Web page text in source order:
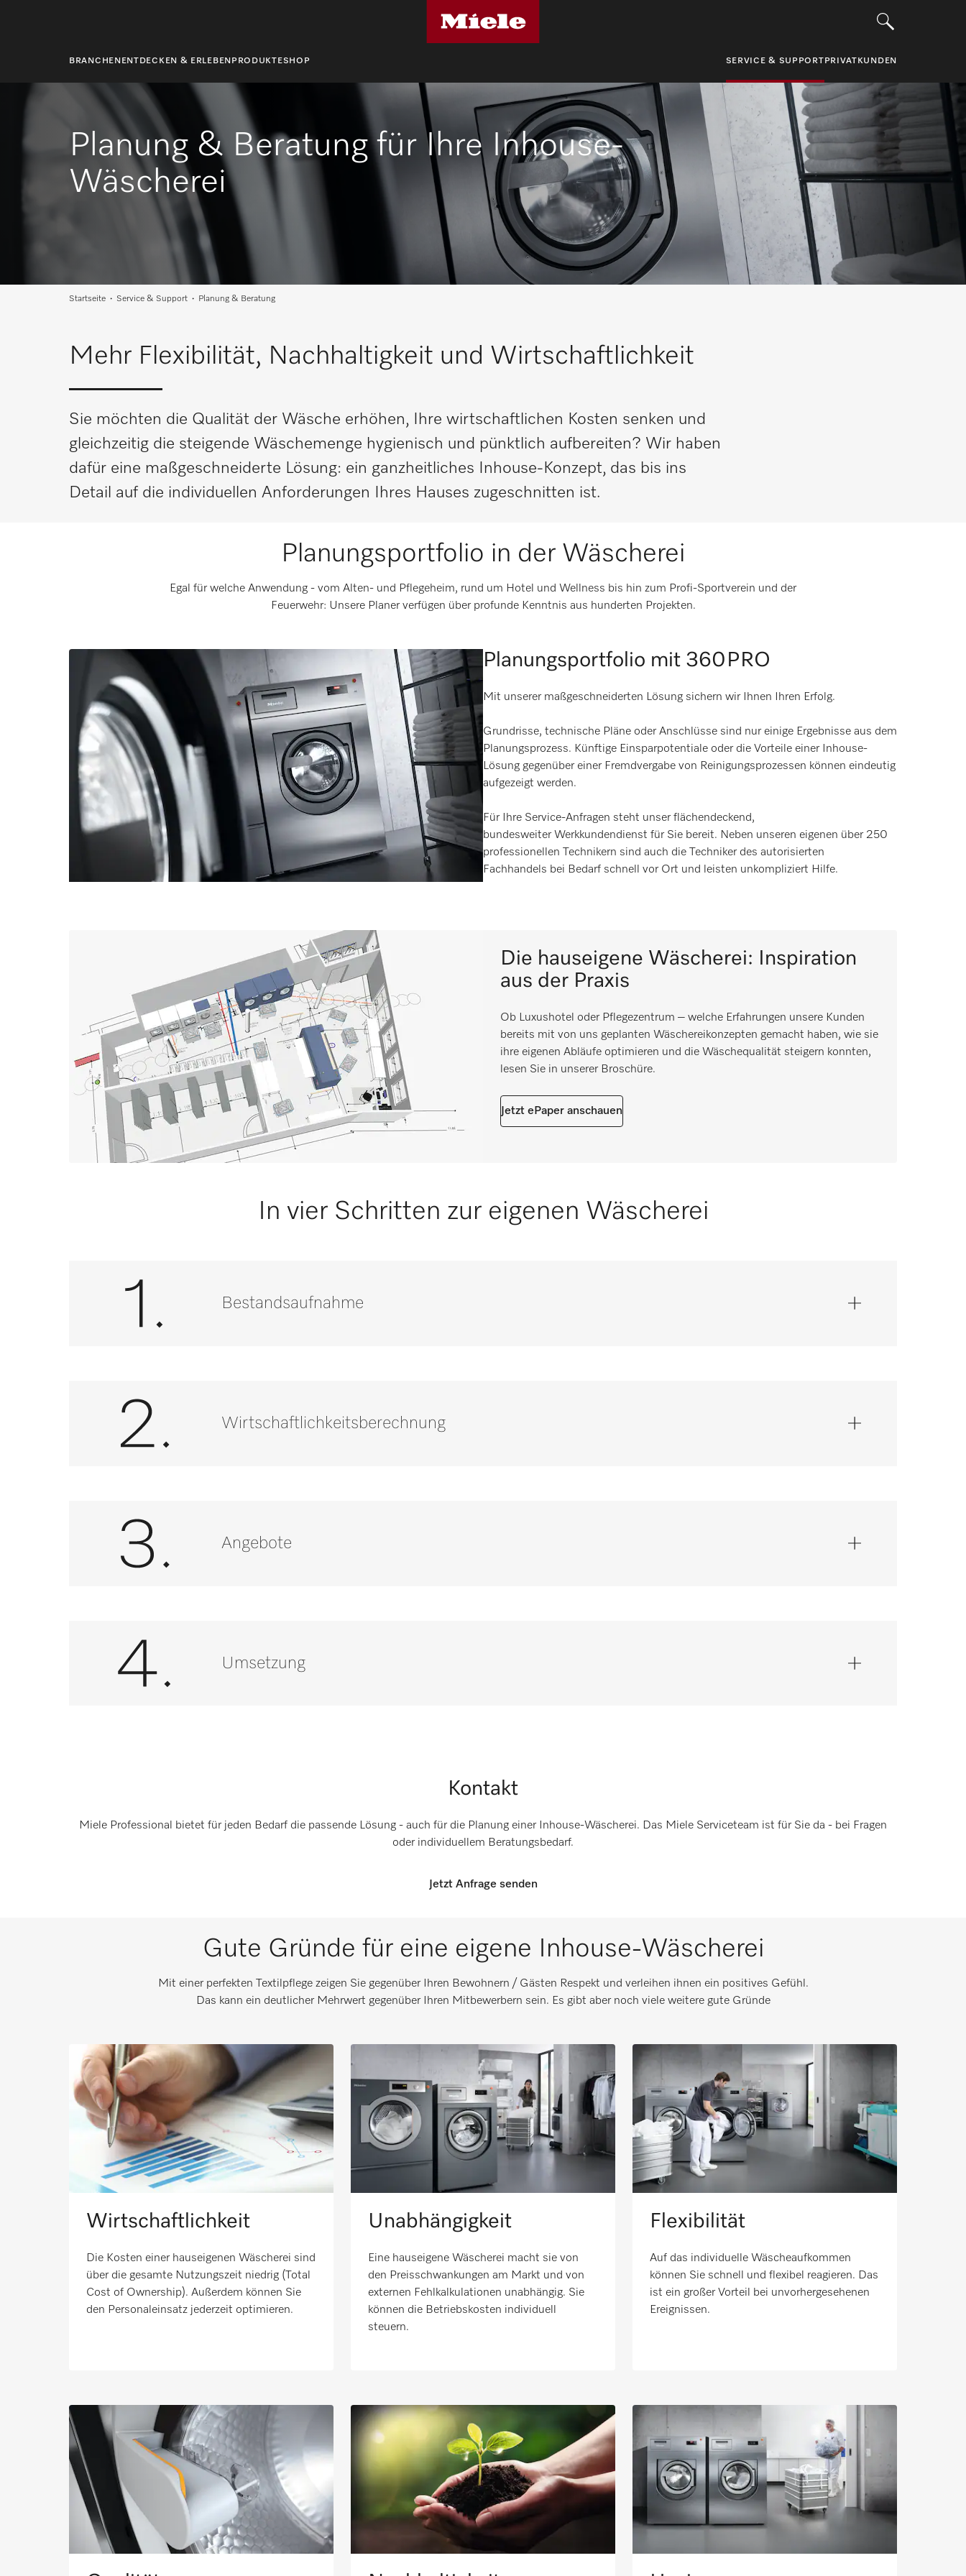
BRANCHEN ENTDECKEN & ERLEBEN PRODUKTESHOP SERVICE & SUPPORT PRIVATKUNDEN
Planung & Beratung für Ihre Inhouse-
Wäscherei
Startseite Service & Support Planung & Beratung
Mehr Flexibilität, Nachhaltigkeit und Wirtschaftlichkeit
Sie möchten die Qualität der Wäsche erhöhen, Ihre wirtschaftlichen Kosten senken und
gleichzeitig die steigende Wäschemenge hygienisch und pünktlich aufbereiten? Wir haben
dafür eine maßgeschneiderte Lösung: ein ganzheitliches Inhouse-Konzept, das bis ins
Detail auf die individuellen Anforderungen Ihres Hauses zugeschnitten ist.
Planungsportfolio in der Wäscherei
Egal für welche Anwendung - vom Alten- und Pflegeheim, rund um Hotel und Wellness bis hin zum Profi-Sportverein und der
Feuerwehr: Unsere Planer verfügen über profunde Kenntnis aus hunderten Projekten.
Planungsportfolio mit 360PRO
Mit unserer maßgeschneiderten Lösung sichern wir Ihnen Ihren Erfolg.
Grundrisse, technische Pläne oder Anschlüsse sind nur einige Ergebnisse aus dem
Planungsprozess. Künftige Einsparpotentiale oder die Vorteile einer Inhouse-
Lösung gegenüber einer Fremdvergabe von Reinigungsprozessen können eindeutig
aufgezeigt werden.
Für Ihre Service-Anfragen steht unser flächendeckend,
bundesweiter Werkkundendienst für Sie bereit. Neben unseren eigenen über 250
professionellen Technikern sind auch die Techniker des autorisierten
Fachhandels bei Bedarf schnell vor Ort und leisten unkompliziert Hilfe.
Die hauseigene Wäscherei: Inspiration
aus der Praxis
Ob Luxushotel oder Pflegezentrum – welche Erfahrungen unsere Kunden
bereits mit von uns geplanten Wäschereikonzepten gemacht haben, wie sie
ihre eigenen Abläufe optimieren und die Wäschequalität steigern konnten,
lesen Sie in unserer Broschüre.
Jetzt ePaper anschauen
In vier Schritten zur eigenen Wäscherei
Bestandsaufnahme
Wirtschaftlichkeitsberechnung
Angebote
Umsetzung
Kontakt
Miele Professional bietet für jeden Bedarf die passende Lösung - auch für die Planung einer Inhouse-Wäscherei. Das Miele Serviceteam ist für Sie da - bei Fragen
oder individuellem Beratungsbedarf.
Jetzt Anfrage senden
Gute Gründe für eine eigene Inhouse-Wäscherei
Mit einer perfekten Textilpflege zeigen Sie gegenüber Ihren Bewohnern / Gästen Respekt und verleihen ihnen ein positives Gefühl.
Das kann ein deutlicher Mehrwert gegenüber Ihren Mitbewerbern sein. Es gibt aber noch viele weitere gute Gründe
Wirtschaftlichkeit
Die Kosten einer hauseigenen Wäscherei sind
über die gesamte Nutzungszeit niedrig (Total
Cost of Ownership). Außerdem können Sie
den Personaleinsatz jederzeit optimieren.
Unabhängigkeit
Eine hauseigene Wäscherei macht sie von
den Preisschwankungen am Markt und von
externen Fehlkalkulationen unabhängig. Sie
können die Betriebskosten individuell
steuern.
Flexibilität
Auf das individuelle Wäscheaufkommen
können Sie schnell und flexibel reagieren. Das
ist ein großer Vorteil bei unvorhergesehenen
Ereignissen.